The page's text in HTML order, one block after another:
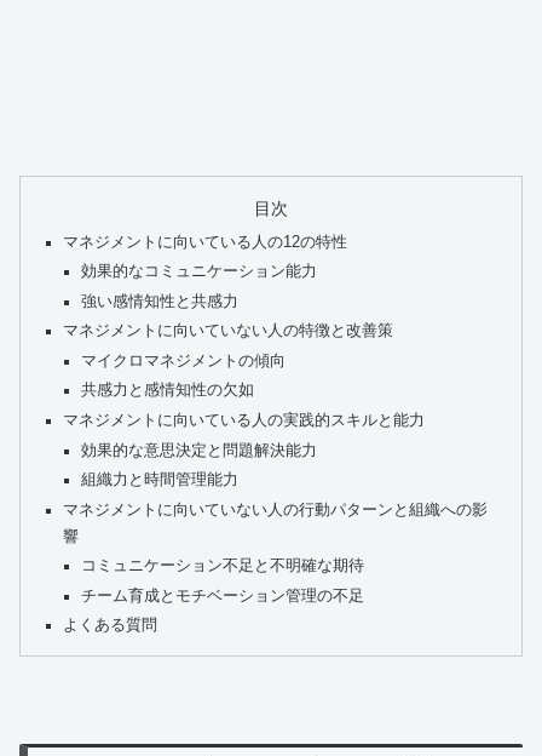
目次
マネジメントに向いている人の12の特性
効果的なコミュニケーション能力
強い感情知性と共感力
マネジメントに向いていない人の特徴と改善策
マイクロマネジメントの傾向
共感力と感情知性の欠如
マネジメントに向いている人の実践的スキルと能力
効果的な意思決定と問題解決能力
組織力と時間管理能力
マネジメントに向いていない人の行動パターンと組織への影
響
コミュニケーション不足と不明確な期待
チーム育成とモチベーション管理の不足
よくある質問